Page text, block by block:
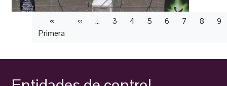
PaginaciónPrimera
página
«
Primera
Página
‹‹ … Página
3 Página
4 Página
5 Página
6 Página
7 Página
8 9